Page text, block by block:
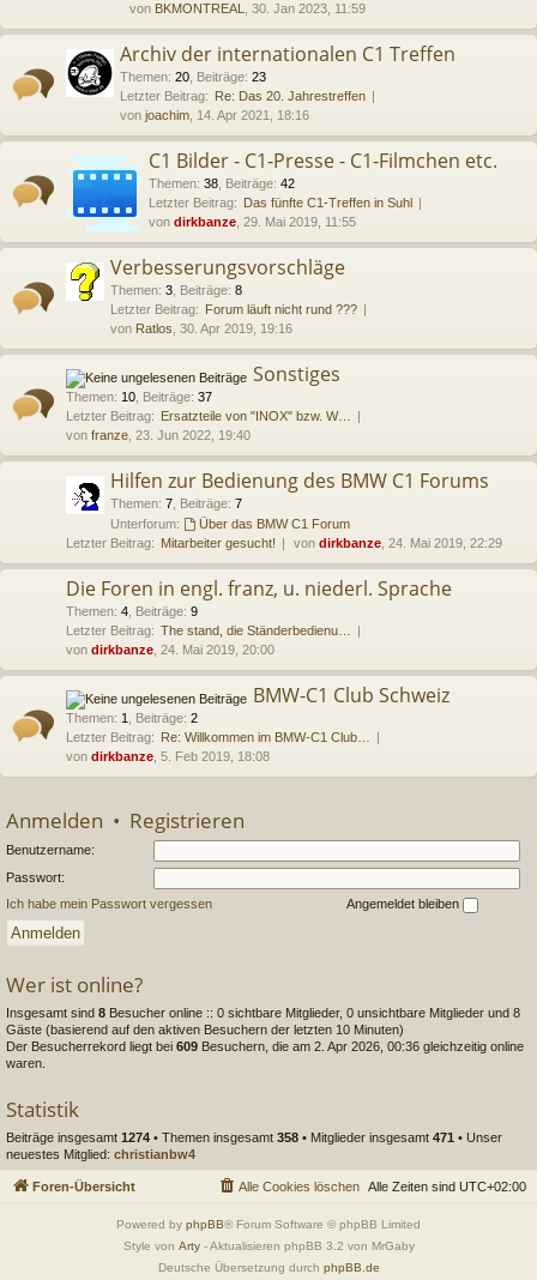
von BKMONTREAL , 30. Jan 2023, 11:59
Archiv der internationalen C1 Treffen
Themen: 20 Beiträge: 23
Letzter Beitrag: Re: Das 20. Jahrestreffen
von joachim , 14. Apr 2021, 18:16
C1 Bilder - C1-Presse - C1-Filmchen etc.
Themen: 38 Beiträge: 42
Letzter Beitrag: Das fünfte C1-Treffen in Suhl
von dirkbanze , 29. Mai 2019, 11:55
Verbesserungsvorschläge
Themen: 3 Beiträge: 8
Letzter Beitrag: Forum läuft nicht rund ???
von Ratlos , 30. Apr 2019, 19:16
Sonstiges
Themen: 10 Beiträge: 37
Letzter Beitrag: Ersatzteile von "INOX" bzw. W…
von franze , 23. Jun 2022, 19:40
Hilfen zur Bedienung des BMW C1 Forums
Themen: 7 Beiträge: 7
Unterforum:
Über das BMW C1 Forum
Letzter Beitrag: Mitarbeiter gesucht! von dirkbanze , 24. Mai 2019, 22:29
Die Foren in engl. franz, u. niederl. Sprache
Themen: 4 Beiträge: 9
Letzter Beitrag: The stand, die Ständerbedienu…
von dirkbanze , 24. Mai 2019, 20:00
BMW-C1 Club Schweiz
Themen: 1 Beiträge: 2
Letzter Beitrag: Re: Willkommen im BMW-C1 Club…
von dirkbanze , 5. Feb 2019, 18:08
Anmelden • Registrieren
Benutzername:
Passwort:
Ich habe mein Passwort vergessen
Angemeldet bleiben
Wer ist online?
Insgesamt sind 8 Besucher online :: 0 sichtbare Mitglieder, 0 unsichtbare Mitglieder und 8
Gäste (basierend auf den aktiven Besuchern der letzten 10 Minuten)
Der Besucherrekord liegt bei 609 Besuchern, die am 2. Apr 2026, 00:36 gleichzeitig online
waren.
Statistik
Beiträge insgesamt 1274 • Themen insgesamt 358 • Mitglieder insgesamt 471 • Unser
neuestes Mitglied: christianbw4
Foren-Übersicht Alle Zeiten sind UTC+02:00
Alle Cookies löschen
Powered by phpBB® Forum Software © phpBB Limited
Style von Arty- Aktualisieren phpBB 3.2 von MrGaby
Deutsche Übersetzung durch phpBB.de